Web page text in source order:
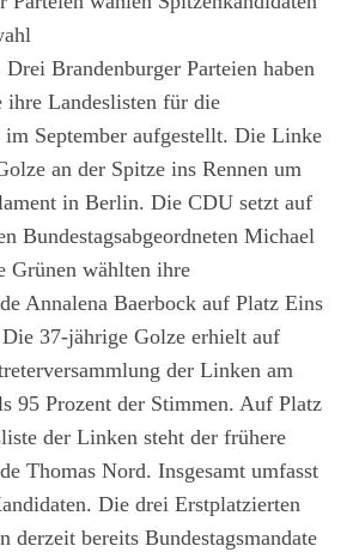
Brandenburger Parteien haben
ihre Landeslisten für die
im September aufgestellt. Die Linke
an der Spitze ins Rennen um
in Berlin. Die CDU setzt auf
Bundestagsabgeordneten Michael
Grünen wählten ihre
Annalena Baerbock auf Platz Eins
37-jährige Golze erhielt auf
der Linken am
95 Prozent der Stimmen. Auf Platz
der Linken steht der frühere
Thomas Nord. Insgesamt umfasst
Die drei Erstplatzierten
derzeit bereits Bundestagsmandate